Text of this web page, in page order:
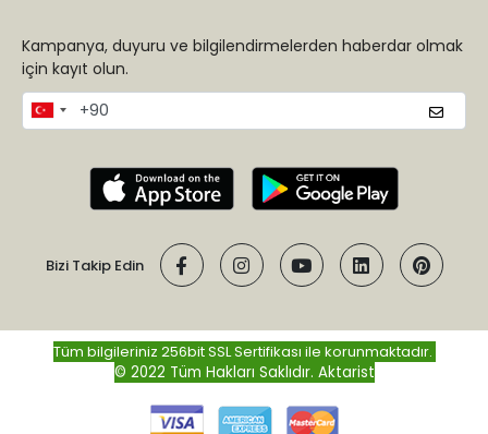
Kampanya, duyuru ve bilgilendirmelerden haberdar olmak
için kayıt olun.
Bizi Takip Edin
Tüm bilgileriniz 256bit SSL Sertifikası ile korunmaktadır.
© 2022 Tüm Hakları Saklıdır. Aktarist